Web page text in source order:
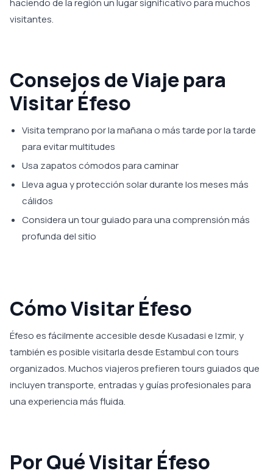
haciendo de la región un lugar significativo para muchos
visitantes.
Consejos de Viaje para
Visitar Éfeso
Visita temprano por la mañana o más tarde por la tarde
para evitar multitudes
Usa zapatos cómodos para caminar
Lleva agua y protección solar durante los meses más
cálidos
Considera un tour guiado para una comprensión más
profunda del sitio
Cómo Visitar Éfeso
Éfeso es fácilmente accesible desde Kusadasi e Izmir, y
también es posible visitarla desde Estambul con tours
organizados. Muchos viajeros prefieren tours guiados que
incluyen transporte, entradas y guías profesionales para
una experiencia más fluida.
Por Qué Visitar Éfeso